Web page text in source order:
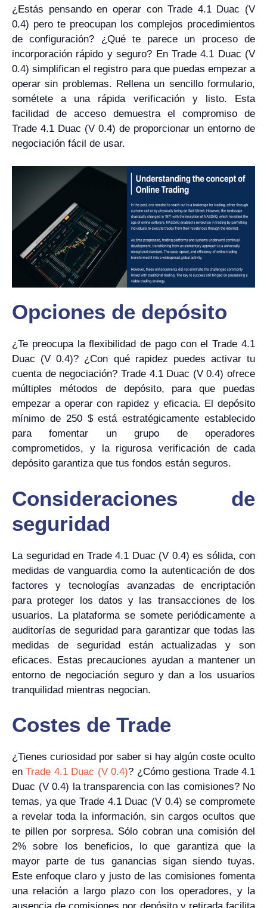
¿Estás pensando en operar con Trade 4.1 Duac (V
0.4) pero te preocupan los complejos procedimientos
de configuración? ¿Qué te parece un proceso de
incorporación rápido y seguro? En Trade 4.1 Duac (V
0.4) simplifican el registro para que puedas empezar a
operar sin problemas. Rellena un sencillo formulario,
sométete a una rápida verificación y listo. Esta
facilidad de acceso demuestra el compromiso de
Trade 4.1 Duac (V 0.4) de proporcionar un entorno de
negociación fácil de usar.
Opciones de depósito
¿Te preocupa la flexibilidad de pago con el Trade 4.1
Duac (V 0.4)? ¿Con qué rapidez puedes activar tu
cuenta de negociación? Trade 4.1 Duac (V 0.4) ofrece
múltiples métodos de depósito, para que puedas
empezar a operar con rapidez y eficacia. El depósito
mínimo de 250 $ está estratégicamente establecido
para fomentar un grupo de operadores
comprometidos, y la rigurosa verificación de cada
depósito garantiza que tus fondos están seguros.
Consideraciones de
seguridad
La seguridad en Trade 4.1 Duac (V 0.4) es sólida, con
medidas de vanguardia como la autenticación de dos
factores y tecnologías avanzadas de encriptación
para proteger los datos y las transacciones de los
usuarios. La plataforma se somete periódicamente a
auditorías de seguridad para garantizar que todas las
medidas de seguridad están actualizadas y son
eficaces. Estas precauciones ayudan a mantener un
entorno de negociación seguro y dan a los usuarios
tranquilidad mientras negocian.
Costes de Trade
¿Tienes curiosidad por saber si hay algún coste oculto
en Trade 4.1 Duac (V 0.4)? ¿Cómo gestiona Trade 4.1
Duac (V 0.4) la transparencia con las comisiones? No
temas, ya que Trade 4.1 Duac (V 0.4) se compromete
a revelar toda la información, sin cargos ocultos que
te pillen por sorpresa. Sólo cobran una comisión del
2% sobre los beneficios, lo que garantiza que la
mayor parte de tus ganancias sigan siendo tuyas.
Este enfoque claro y justo de las comisiones fomenta
una relación a largo plazo con los operadores, y la